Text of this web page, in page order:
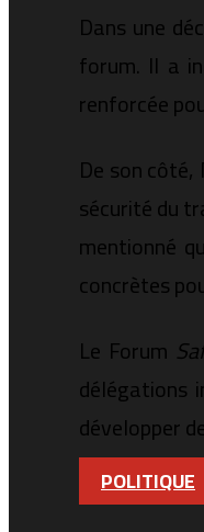
Dans une
forum. Il a
renforcée
De son
sécurité du
mentionné
concrètes
Le Forum
délégations
développer
POLITIQUE